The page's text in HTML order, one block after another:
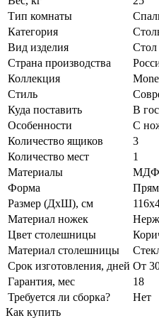
Тип комнаты
Категория
Вид изделия
Стол
Страна производства
Коллекция
Стиль
Куда поставить
В
Особенности
С
Количество ящиков
3
Количество мест
1
Материалы
МДФ,
Форма
Размер (ДхШ), см
Материал ножек
Цвет столешницы
Материал столешницы
Срок изготовления, дней От
Гарантия, мес
18
Требуется ли сборка?
Нет
Как купить